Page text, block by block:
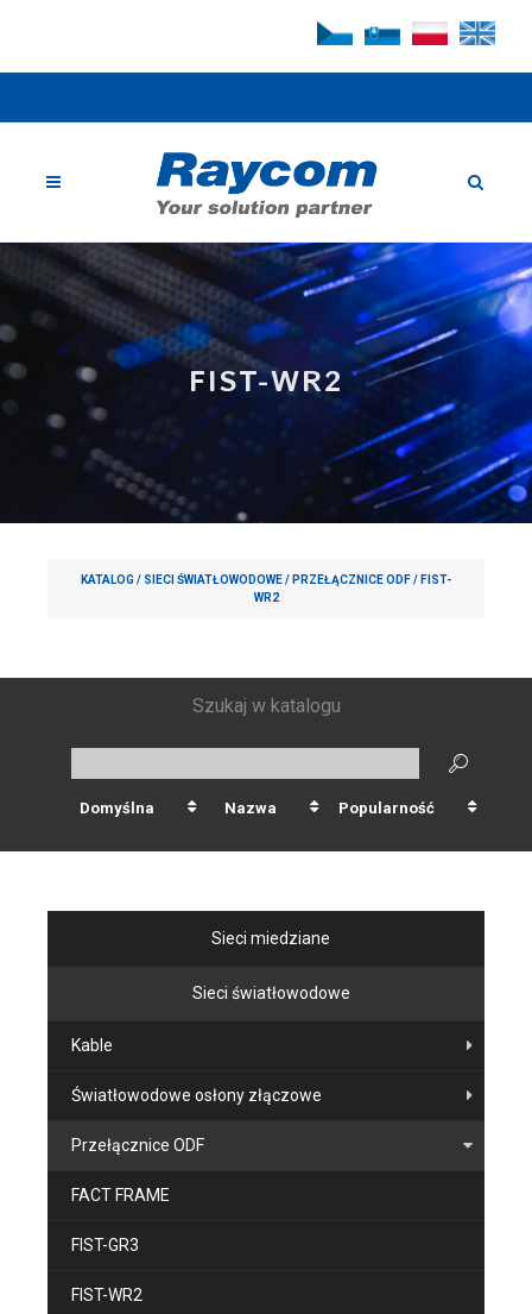
FIST-WR2
KATALOG / SIECI ŚWIATŁOWODOWE/ PRZEŁĄCZNICE ODF/ FIST-
WR2
Szukaj w katalogu
Domyślna Nazwa Popularność
Sieci miedziane
Sieci światłowodowe
Kable
Światłowodowe osłony złączowe
Przełącznice ODF
FACT FRAME
FIST-GR3
FIST-WR2